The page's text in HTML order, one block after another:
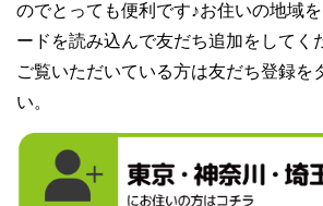
のでとっても便利です♪お住いの地域
ードを読み込んで友だち追加をして
ご覧いただいている方は友だち登録を
い。